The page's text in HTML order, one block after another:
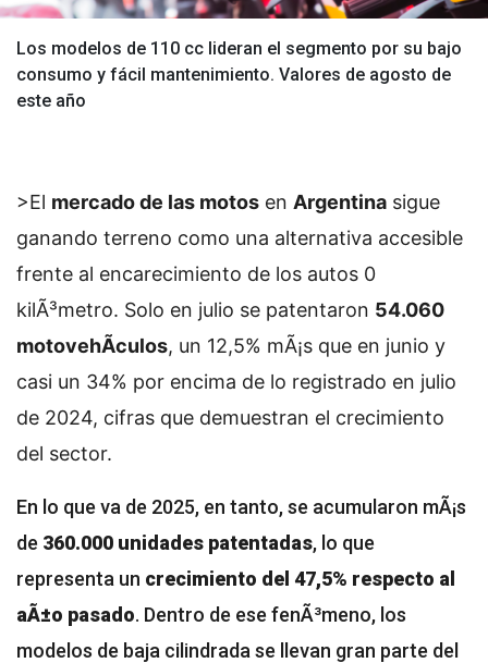
Los modelos de 110 cc lideran el segmento por su bajo
consumo y fácil mantenimiento. Valores de agosto de
este año
>El mercado de las motos en Argentina sigue
ganando terreno como una alternativa accesible
frente al encarecimiento de los autos 0
kilÃ³metro. Solo en julio se patentaron 54.060
motovehÃ­culos, un 12,5% mÃ¡s que en junio y
casi un 34% por encima de lo registrado en julio
de 2024, cifras que demuestran el crecimiento
del sector.
En lo que va de 2025, en tanto, se acumularon mÃ¡s
de 360.000 unidades patentadas, lo que
representa un crecimiento del 47,5% respecto al
aÃ±o pasado. Dentro de ese fenÃ³meno, los
modelos de baja cilindrada se llevan gran parte del